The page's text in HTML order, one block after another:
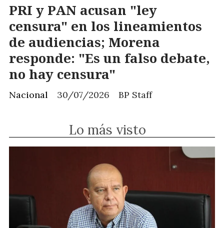
PRI y PAN acusan "ley
censura" en los lineamientos
de audiencias; Morena
responde: "Es un falso debate,
no hay censura"
BP Staff
Nacional 30/07/2026
Lo más visto